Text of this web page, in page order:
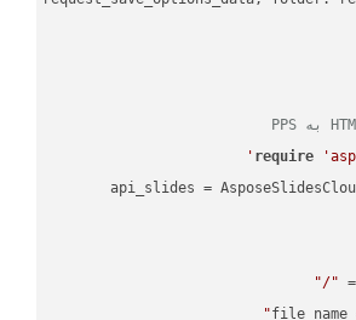
require
api_slides =
"/"